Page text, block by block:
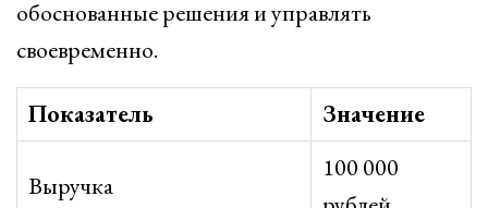
обоснованные решения и управлять
своевременно.
Показатель Значение
Выручка
100 000